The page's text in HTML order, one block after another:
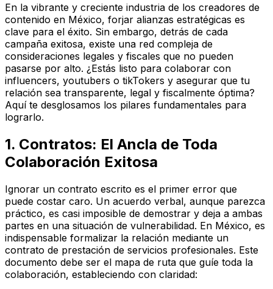
En la vibrante y creciente industria de los creadores de
contenido en México, forjar alianzas estratégicas es
clave para el éxito. Sin embargo, detrás de cada
campaña exitosa, existe una red compleja de
consideraciones legales y fiscales que no pueden
pasarse por alto. ¿Estás listo para colaborar con
influencers, youtubers o tikTokers y asegurar que tu
relación sea transparente, legal y fiscalmente óptima?
Aquí te desglosamos los pilares fundamentales para
lograrlo.
1. Contratos: El Ancla de Toda
Colaboración Exitosa
Ignorar un contrato escrito es el primer error que
puede costar caro. Un acuerdo verbal, aunque parezca
práctico, es casi imposible de demostrar y deja a ambas
partes en una situación de vulnerabilidad. En México, es
indispensable formalizar la relación mediante un
contrato de prestación de servicios profesionales. Este
documento debe ser el mapa de ruta que guíe toda la
colaboración, estableciendo con claridad: